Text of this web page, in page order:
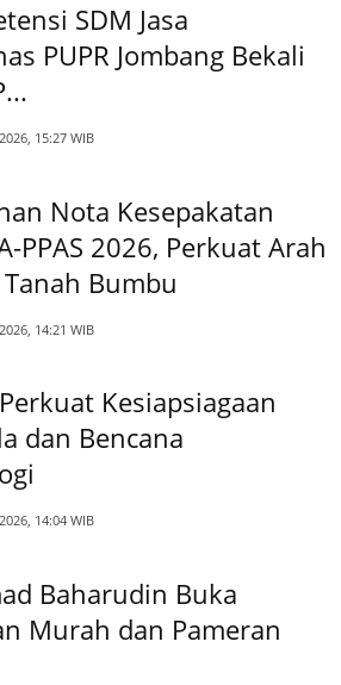
SDM Jasa
PUPR Jombang Bekali
15:27 WIB
Nota Kesepakatan
PPAS 2026, Perkuat Arah
Bumbu
14:21 WIB
Kesiapsiagaan
dan Bencana
14:04 WIB
Baharudin Buka
Murah dan Pameran